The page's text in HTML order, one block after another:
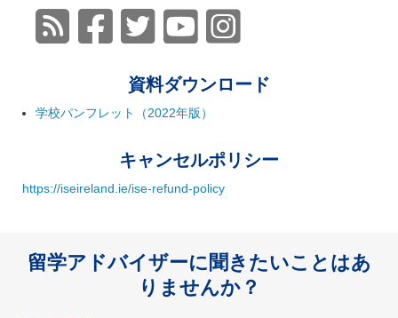
資料ダウンロード
学校パンフレット（2022年版）
キャンセルポリシー
https://iseireland.ie/ise-refund-policy
留学アドバイザーに聞きたいことはあ
りませんか？